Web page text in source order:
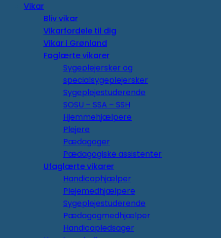
Vikar
Bliv vikar
Vikarfordele til dig
Vikar i Grønland
Faglærte vikarer
Sygeplejersker og
specialsygeplejersker
Sygeplejestuderende
SOSU – SSA – SSH
Hjemmehjælpere
Plejere
Pædagoger
Pædagogiske assistenter
Ufaglærte vikarer
Handicaphjælper
Plejemedhjælpere
Sygeplejestuderende
Pædagogmedhjælper
Handicapledsager